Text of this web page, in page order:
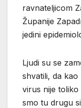
ravnateljicom
Županije
jedini
Ljudi su se
shvatili, da
virus nije
smo tu drugu